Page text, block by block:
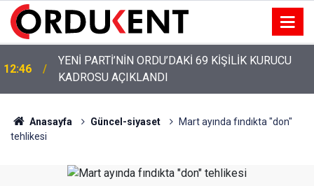
12:46
YENİ PARTİ’NİN ORDU’DAKİ 69 KİŞİLİK KURUCU
KADROSU AÇIKLANDI
Anasayfa Güncel-siyaset
Mart ayında fındıkta "don"
tehlikesi